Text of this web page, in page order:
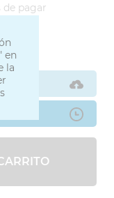
" en
la
de pagar